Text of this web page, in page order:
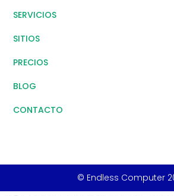
SERVICIOS
SITIOS
PRECIOS
BLOG
CONTACTO
© Endless Computer